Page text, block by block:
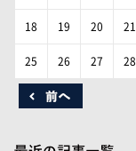
18 19 20 21
25 26 27 28